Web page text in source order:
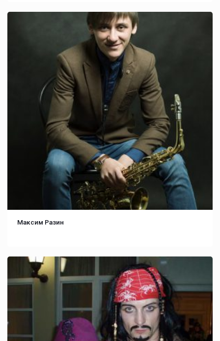
Максим Разин